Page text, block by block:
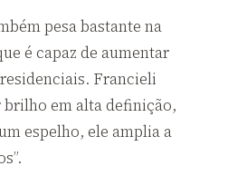
pesa bastante na
é capaz de aumentar
Francieli
em alta definição,
espelho, ele amplia a